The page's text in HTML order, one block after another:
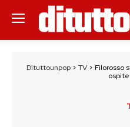
Dituttounpop > TV > Filorosso